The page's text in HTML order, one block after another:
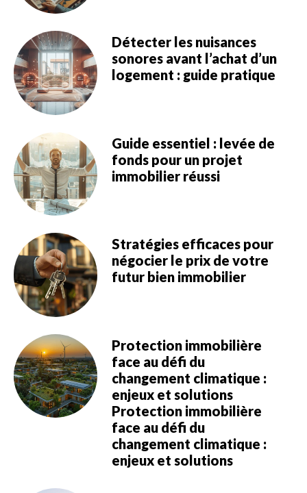
Détecter les nuisances
sonores avant l’achat d’un
logement : guide pratique
Guide essentiel : levée de
fonds pour un projet
immobilier réussi
Stratégies efficaces pour
négocier le prix de votre
futur bien immobilier
Protection immobilière
face au défi du
changement climatique :
enjeux et solutions
Protection immobilière
face au défi du
changement climatique :
enjeux et solutions